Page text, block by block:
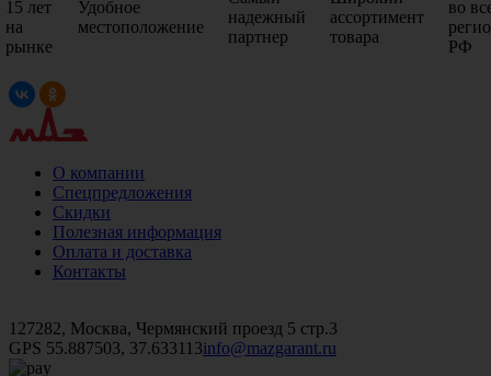
15 лет
на
рынке
Удобное
местоположение
надежный
партнер
ассортимент
товара
во
РФ
О компании
Спецпредложения
Скидки
Полезная информация
Оплата и доставка
Контакты
127282, Москва, Чермянский проезд 5 стр.3
GPS 55.887503, 37.633113info@mazgarant.ru